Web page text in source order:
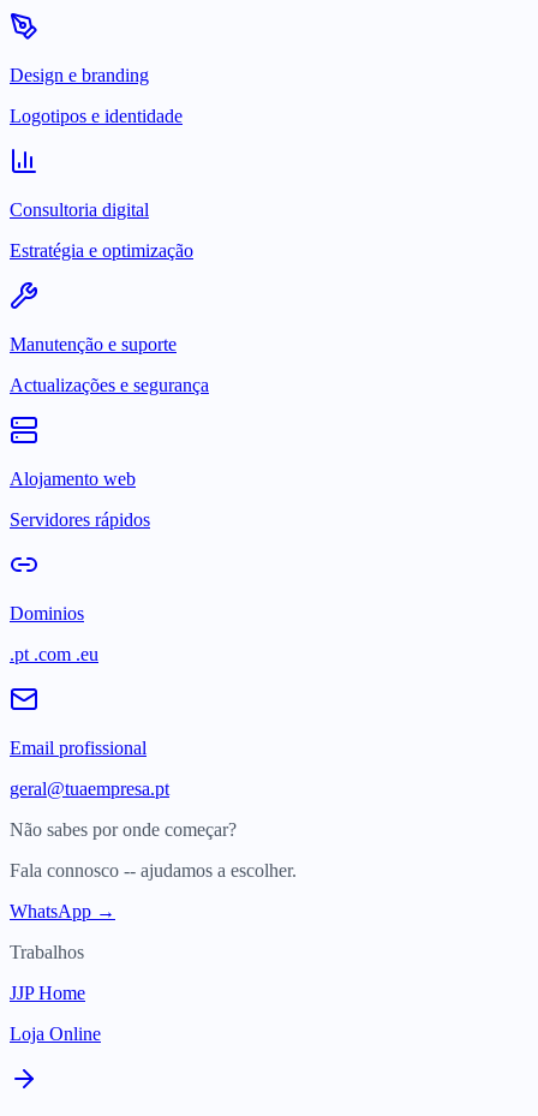
Design e branding
Logotipos e identidade
Consultoria digital
Estratégia e optimização
Manutenção e suporte
Actualizações e segurança
Alojamento web
Servidores rápidos
Dominios
.pt .com .eu
Email profissional
geral@tuaempresa.pt
Não sabes por onde começar?
Fala connosco -- ajudamos a escolher.
WhatsApp →
Trabalhos
JJP Home
Loja Online